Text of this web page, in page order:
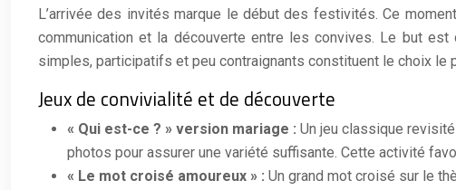
L’arrivée des invités marque le début des festivités. Ce
communication et la découverte entre les convives. Le but
simples, participatifs et peu contraignants constituent le choix le
Jeux de convivialité et de découverte
« Qui est-ce ? » version mariage : Un jeu classique
photos pour assurer une variété suffisante. Cette activité
« Le mot croisé amoureux » : Un grand mot croisé sur le